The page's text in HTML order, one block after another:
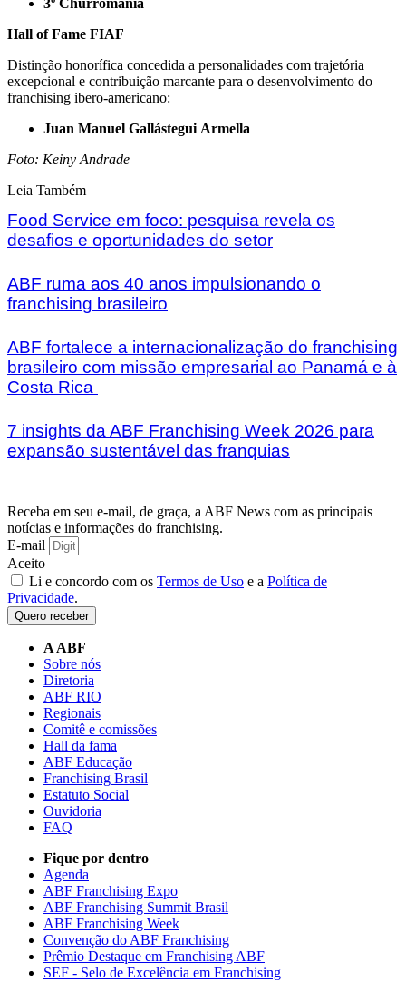
3º Churromanía
Hall of Fame FIAF
Distinção honorífica concedida a personalidades com trajetória
excepcional e contribuição marcante para o desenvolvimento do
franchising ibero-americano:
Juan Manuel Gallástegui Armella
Foto: Keiny Andrade
Leia Também
Food Service em foco: pesquisa revela os
desafios e oportunidades do setor
ABF ruma aos 40 anos impulsionando o
franchising brasileiro
ABF fortalece a internacionalização do franchising
brasileiro com missão empresarial ao Panamá e à
Costa Rica
7 insights da ABF Franchising Week 2026 para
expansão sustentável das franquias
Receba em seu e-mail, de graça, a ABF News com as principais
notícias e informações do franchising.
E-mail
Aceito
Li e concordo com os Termos de Uso e a Política de
Privacidade.
Quero receber
A ABF
Sobre nós
Diretoria
ABF RIO
Regionais
Comitê e comissões
Hall da fama
ABF Educação
Franchising Brasil
Estatuto Social
Ouvidoria
FAQ
Fique por dentro
Agenda
ABF Franchising Expo
ABF Franchising Summit Brasil
ABF Franchising Week
Convenção do ABF Franchising
Prêmio Destaque em Franchising ABF
SEF - Selo de Excelência em Franchising